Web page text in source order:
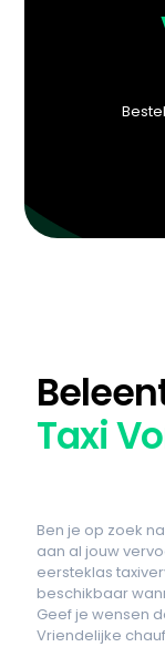
Taxi
Ben je op zoek
aan al jouw
eersteklas
beschikbaar
Geef je wensen
Vriendelijke